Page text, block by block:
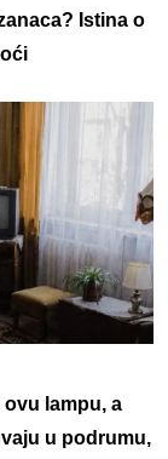
Istina o
lampu, a
u podrumu,